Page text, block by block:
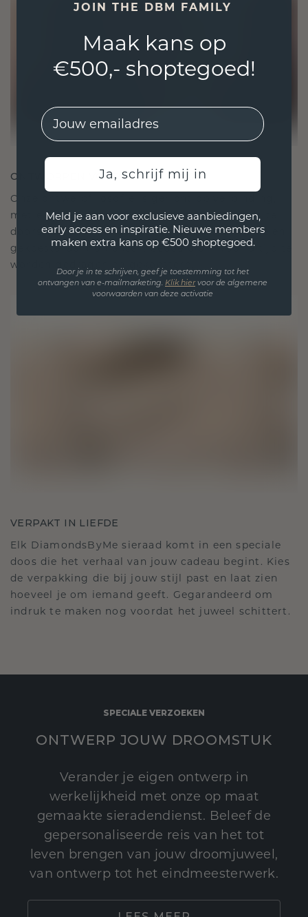
ONTWORPEN VOOR VERBINDING
Onze ontwerpfilosofie is gericht op verbinding,
met elk stuk ontworpen om de tand des tijds te
doorstaan. Het wordt jouw symbool van liefde en
gekoesterde momenten, bedoeld om voor altijd te
worden gedragen en gekoesterd.
VERPAKT IN LIEFDE
Elk DiamondsByMe sieraad komt in een speciale
doos die het verhaal van jouw cadeau begint. Kies
de verpakking die bij jouw stijl past en laat zien
hoeveel je om iemand geeft. Gegarandeerd om
indruk te maken nog voordat het juweel schittert.
SPECIALE VERZOEKEN
ONTWERP JOUW DROOMSTUK
Verander je eigen ontwerp in
werkelijkheid met onze op maat
gemaakte sieradendienst. Beleef de
gepersonaliseerde reis van het tot
leven brengen van jouw droomjuweel,
van ontwerp tot het eindmeesterwerk.
JOIN THE DBM FAMILY
Maak kans op
€500,- shoptegoed!
EMail
Ja, schrijf mij in
Meld je aan voor exclusieve aanbiedingen,
early access en inspiratie. Nieuwe members
maken extra kans op €500 shoptegoed.
Door je in te schrijven, geef je toestemming tot het
ontvangen van e-mailmarketing. Klik hiervoor de algemene
voorwaarden van deze activatie